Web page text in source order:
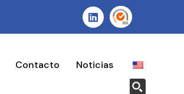
Contacto Noticias